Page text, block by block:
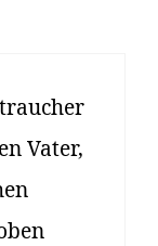
Vater,